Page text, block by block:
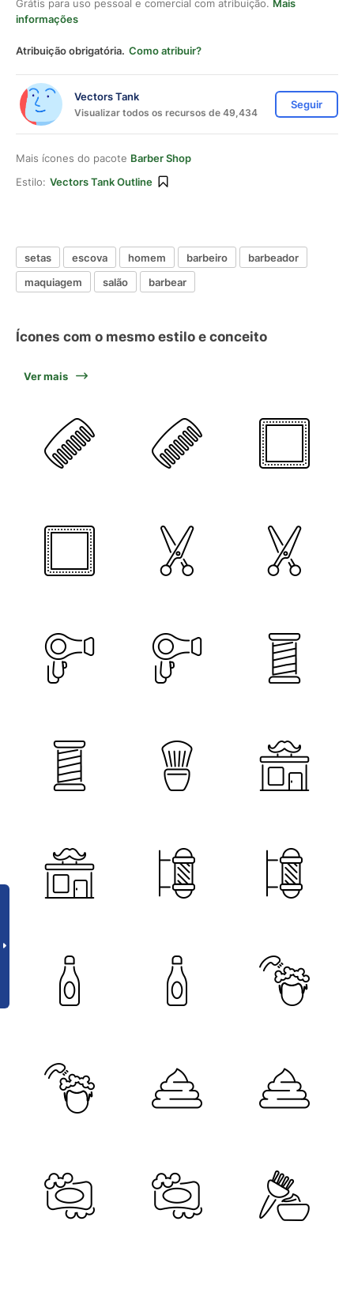
Grátis para uso pessoal e comercial com atribuição. Mais
informações
Atribuição obrigatória. Como atribuir?
Vectors Tank
Visualizar todos os recursos de 49,434
Seguir
Mais ícones do pacote Barber Shop
Estilo: Vectors Tank Outline
setas escova homem barbeiro
barbeador
maquiagem
salão barbear
Ícones com o mesmo estilo e conceito
Ver mais